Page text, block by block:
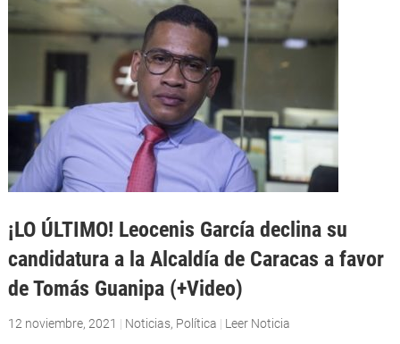
¡LO ÚLTIMO! Leocenis García declina su
candidatura a la Alcaldía de Caracas a favor
de Tomás Guanipa (+Video)
12 noviembre, 2021 | Noticias, Política | Leer Noticia